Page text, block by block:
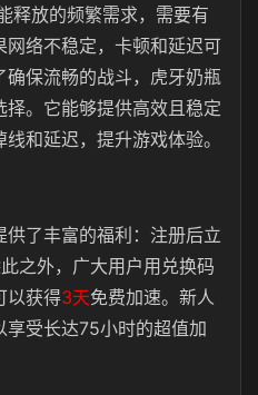
释放的频繁需求，需要有
络不稳定，卡顿和延迟可
保流畅的战斗，虎牙奶瓶
。它能够提供高效且稳定
和延迟，提升游戏体验。
供了丰富的福利：注册后立
之外，广大用户用兑换码
以获得3天免费加速。新人
受长达75小时的超值加